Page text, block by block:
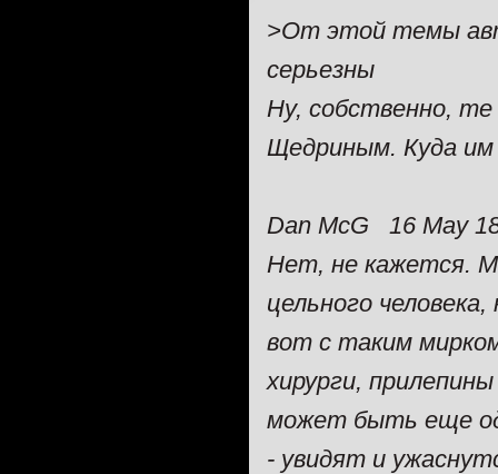
>От этой темы
серьезны
Ну, собственно,
Щедриным. Куда
Dan McG 16 May
Нет, не кажется.
цельного
вот с таким
хирурги,
может быть еще
- увидят и